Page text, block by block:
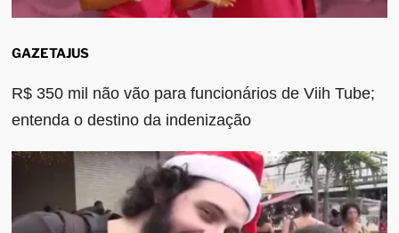
GAZETAJUS
R$ 350 mil não vão para funcionários de Viih Tube;
entenda o destino da indenização